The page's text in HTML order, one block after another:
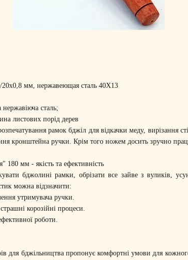
20х0,8 мм, нержавеющая сталь 40Х13
нержавіюча сталь;
листових порід дерев
рамок бджіл для відкачки меду, вирізання
кронштейна ручки. Крім того ножем досить зручно
180 мм - якість та ефективність
бджолині рамки, обрізати все зайве з вуликів,
можна відзначити:
утримувача ручки.
корозійні процеси.
роботи.
для бджільництва пропонує комфортні умови для